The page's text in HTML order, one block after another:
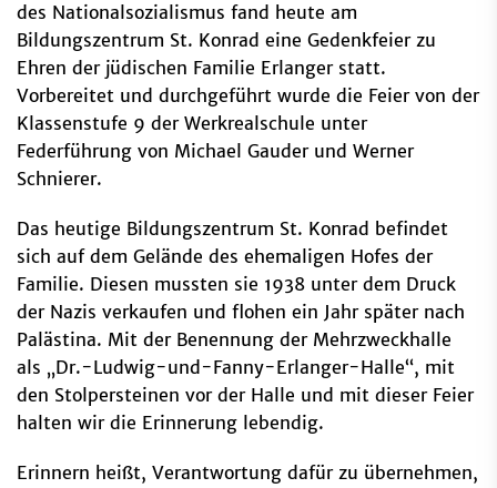
des Nationalsozialismus fand heute am
Bildungszentrum St. Konrad eine Gedenkfeier zu
Ehren der jüdischen Familie Erlanger statt.
Vorbereitet und durchgeführt wurde die Feier von der
Klassenstufe 9 der Werkrealschule unter
Federführung von Michael Gauder und Werner
Schnierer.
Das heutige Bildungszentrum St. Konrad befindet
sich auf dem Gelände des ehemaligen Hofes der
Familie. Diesen mussten sie 1938 unter dem Druck
der Nazis verkaufen und flohen ein Jahr später nach
Palästina. Mit der Benennung der Mehrzweckhalle
als „Dr.-Ludwig-und-Fanny-Erlanger-Halle“, mit
den Stolpersteinen vor der Halle und mit dieser Feier
halten wir die Erinnerung lebendig.
Erinnern heißt, Verantwortung dafür zu übernehmen,